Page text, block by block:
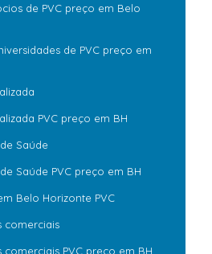
de PVC preço em Belo
de PVC preço em
PVC preço em BH
Saúde
Saúde PVC preço em BH
Belo Horizonte PVC
comerciais
PVC preço em BH